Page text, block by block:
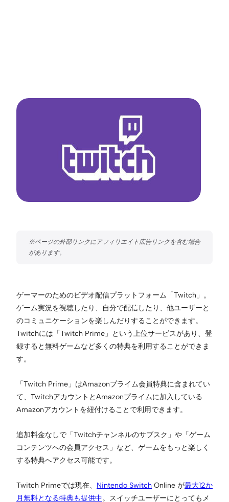
ゲーマーのためのビデオ配信プラットフォーム「Twitch」。
ゲーム実況を視聴したり、自分で配信したり、他ユーザーと
のコミュニケーションを楽しんだりすることができます。
Twitchには「Twitch Prime」という上位サービスがあり、登
録すると無料ゲームなど多くの特典を利用することができま
す。
「Twitch Prime」はAmazonプライム会員特典に含まれてい
て、TwitchアカウントとAmazonプライムに加入している
Amazonアカウントを紐付けることで利用できます。
追加料金なしで「Twitchチャンネルのサブスク」や「ゲーム
コンテンツへの会員アクセス」など、ゲームをもっと楽しく
する特典へアクセス可能です。
Twitch Primeでは現在、 Nintendo Switch Online が最大12か
月無料となる特典も提供中。スイッチユーザーにとってもメ